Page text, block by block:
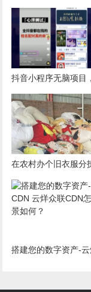
抖音小程序无脑项目
一天能搞500+
在农村办个旧衣服分
搭建您的数字资产-
景如何？